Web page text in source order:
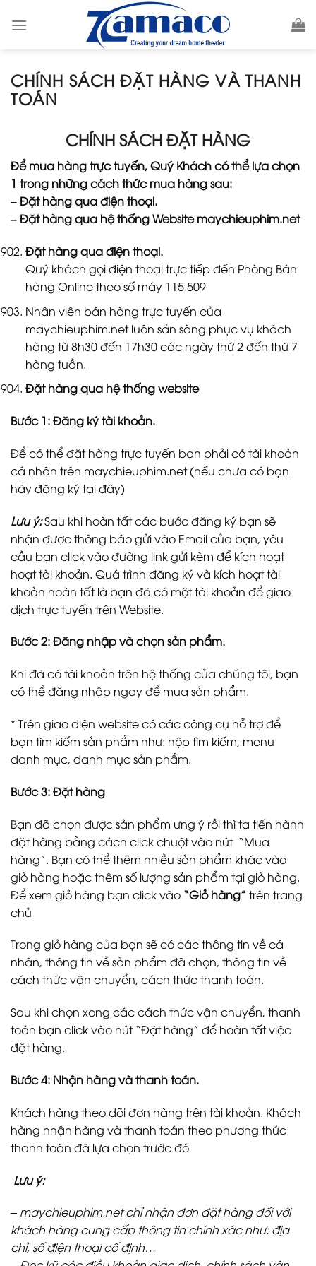
CHÍNH SÁCH ĐẶT HÀNG VÀ THANH
TOÁN
CHÍNH SÁCHĐẶT HÀNG
Để mua hàng trực tuyến, Quý Khách có thể lựa chọn
1 trong những cách thức mua hàng sau:
– Đặt hàng qua điện thoại.
– Đặt hàng qua hệ thống Website maychieuphim.net
Đặt hàng qua điện thoại.
Quý khách gọi điện thoại trực tiếp đến Phòng Bán
hàng Online theo số máy 115.509
Nhân viên bán hàng trực tuyến của
maychieuphim.net luôn sẵn sàng phục vụ khách
hàng từ 8h30 đến 17h30 các ngày thứ 2 đến thứ 7
hàng tuần.
Đặt hàng qua hệ thống website
Bước 1: Đăng ký tài khoản.
Để có thể đặt hàng trực tuyến bạn phải có tài khoản
cá nhân trên maychieuphim.net (nếu chưa có bạn
hãy đăng ký tại đây)
Lưu ý:Sau khi hoàn tất các bước đăng ký bạn sẽ
nhận được thông báo gửi vào Email của bạn, yêu
cầu bạn click vào đường link gửi kèm để kích hoạt
hoạt tài khoản. Quá trình đăng ký và kích hoạt tài
khoản hoàn tất là bạn đã có một tài khoản để giao
dịch trực tuyến trên Website.
Bước 2: Đăng nhập và chọn sản phẩm.
Khi đã có tài khoản trên hệ thống của chúng tôi, bạn
có thể đăng nhập ngay để mua sản phẩm.
* Trên giao diện website có các công cụ hỗ trợ để
bạn tìm kiếm sản phẩm như: hộp tìm kiếm, menu
danh mục, danh mục sản phẩm.
Bước 3: Đặt hàng
Bạn đã chọn được sản phẩm ưng ý rồi thì ta tiến hành
đặt hàng bằng cách click chuột vào nút “Mua
hàng”. Bạn có thể thêm nhiều sản phẩm khác vào
giỏ hàng hoặc thêm số lượng sản phẩm tại giỏ hàng.
Để xem giỏ hàng bạn click vào “Giỏ hàng”trên trang
chủ
Trong giỏ hàng của bạn sẽ có các thông tin về cá
nhân, thông tin về sản phẩm đã chọn, thông tin về
cách thức vận chuyển, cách thức thanh toán.
Sau khi chọn xong các cách thức vận chuyển, thanh
toán bạn click vào nút “Đặt hàng” để hoàn tất việc
đặt hàng.
Bước 4: Nhận hàng và thanh toán.
Khách hàng theo dõi đơn hàng trên tài khoản. Khách
hàng nhận hàng và thanh toán theo phương thức
thanh toán đã lựa chọn trước đó
Lưu ý:
– maychieuphim.net chỉ nhận đơn đặt hàng đối với
khách hàng cung cấp thông tin chính xác như: địa
chỉ, số điện thoại cố định…